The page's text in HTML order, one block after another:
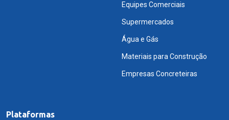
Equipes Comerciais
Supermercados
Água e Gás
Materiais para Construção
Empresas Concreteiras
Plataformas